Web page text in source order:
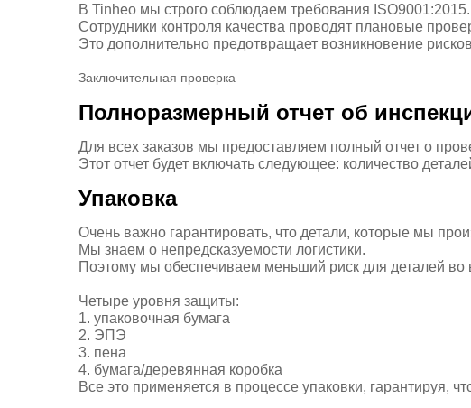
В Tinheo мы строго соблюдаем требования ISO9001:2015.
Сотрудники контроля качества проводят плановые
Это дополнительно предотвращает возникновение
Заключительная проверка
Полноразмерный отчет об
Для всех заказов мы предоставляем полный отчет о
Этот отчет будет включать следующее: количество
Упаковка
Очень важно гарантировать, что детали, которые мы
Мы знаем о непредсказуемости логистики.
Поэтому мы обеспечиваем меньший риск для деталей во
Четыре уровня защиты:
1. упаковочная бумага
2. ЭПЭ
3. пена
4. бумага/деревянная коробка
Все это применяется в процессе упаковки, гарантируя,